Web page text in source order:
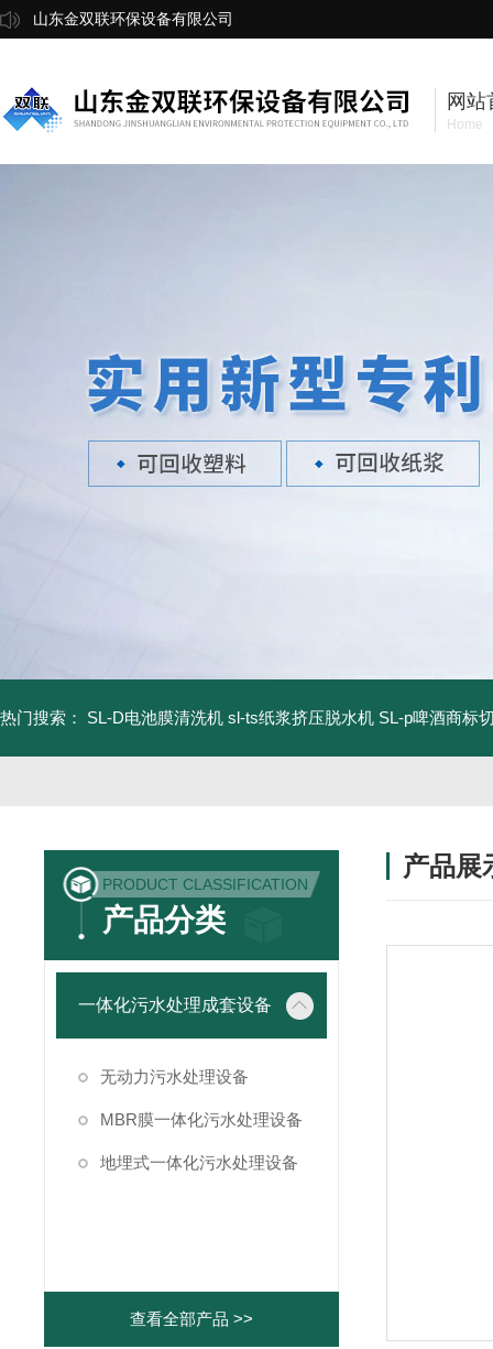
山东金双联环保设备有限公司
网站
Home
热门搜索： SL-D电池膜清洗机 sl-ts纸浆挤压脱水机 SL-p啤酒商标
PRODUCT CLASSIFICATION
产品分类
一体化污水处理成套设备
无动力污水处理设备
MBR膜一体化污水处理设备
地埋式一体化污水处理设备
查看全部产品 >>
产品展